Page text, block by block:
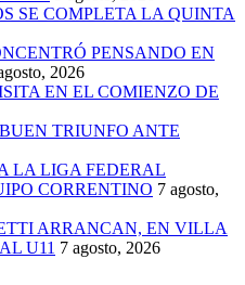
SE COMPLETA LA QUINTA
PENSANDO EN
2026
EN EL COMIENZO DE
TRIUNFO ANTE
LA LIGA FEDERAL
CORRENTINO 7 agosto,
ARRANCAN, EN VILLA
U11 7 agosto, 2026